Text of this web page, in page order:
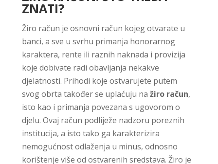
ZNATI?
Žiro račun je osnovni račun kojeg otvarate u
banci, a sve u svrhu primanja honorarnog
karaktera, rente ili raznih naknada i provizija
koje dobivate radi obavljanja nekakve
djelatnosti. Prihodi koje ostvarujete putem
svog obrta također se uplaćuju na žiro račun,
isto kao i primanja povezana s ugovorom o
djelu. Ovaj račun podliježe nadzoru poreznih
institucija, a isto tako ga karakterizira
nemogućnost odlaženja u minus, odnosno
korištenje više od ostvarenih sredstava. Žiro je